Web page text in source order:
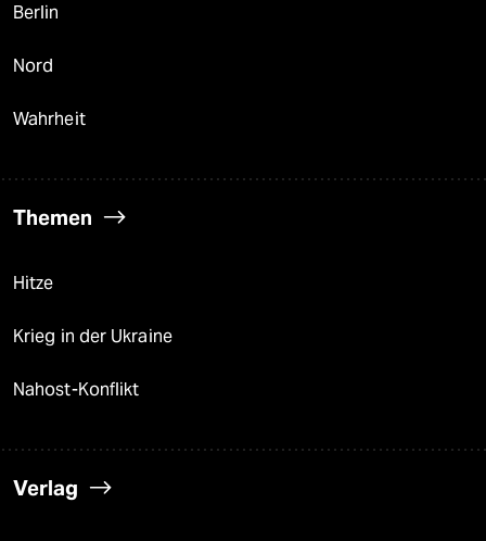
Berlin
Nord
Wahrheit
Themen
Hitze
Krieg in der Ukraine
Nahost-Konflikt
Verlag